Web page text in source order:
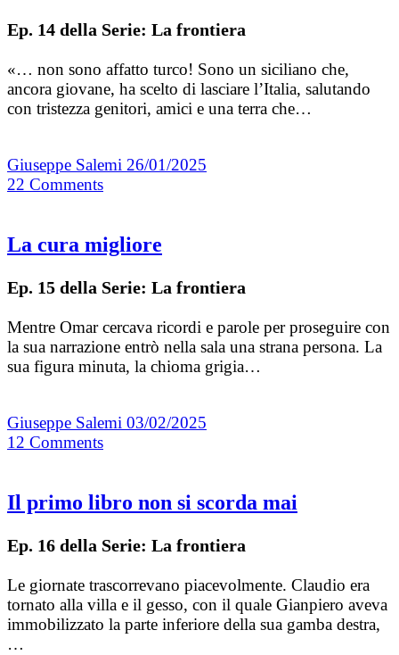
Ep. 14 della Serie: La frontiera
«… non sono affatto turco! Sono un siciliano che,
ancora giovane, ha scelto di lasciare l’Italia, salutando
con tristezza genitori, amici e una terra che…
Giuseppe Salemi 26/01/2025
22 Comments
La cura migliore
Ep. 15 della Serie: La frontiera
Mentre Omar cercava ricordi e parole per proseguire con
la sua narrazione entrò nella sala una strana persona. La
sua figura minuta, la chioma grigia…
Giuseppe Salemi 03/02/2025
12 Comments
Il primo libro non si scorda mai
Ep. 16 della Serie: La frontiera
Le giornate trascorrevano piacevolmente. Claudio era
tornato alla villa e il gesso, con il quale Gianpiero aveva
immobilizzato la parte inferiore della sua gamba destra,
…